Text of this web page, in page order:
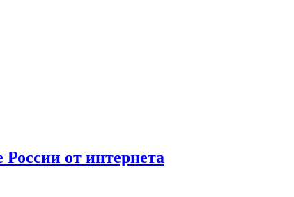
от интернета